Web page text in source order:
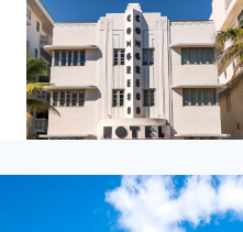
Przejdź
treści